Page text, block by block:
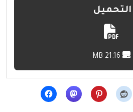
التحميل